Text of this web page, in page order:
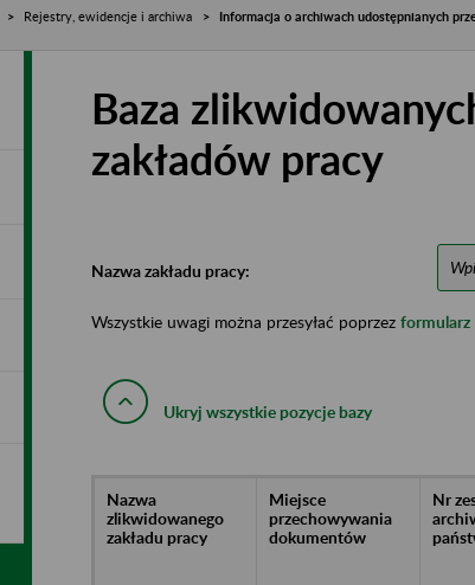
Rejestry, ewidencje i archiwa Informacja o archiwach udostępnianych
Baza
zakładów pracy
Nazwa zakładu pracy:
Wszystkie uwagi można przesyłać poprzez formularz
Ukryj wszystkie pozycje bazy
Nazwa
zlikwidowanego
zakładu pracy
Miejsce
przechowywania
dokumentów
Nr